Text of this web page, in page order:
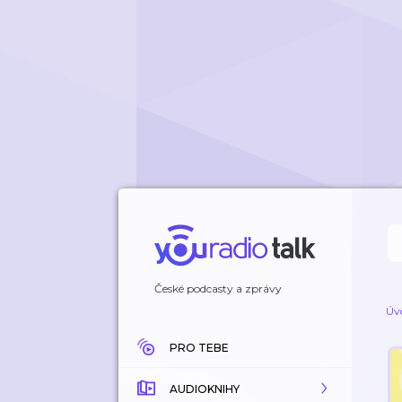
České podcasty a zprávy
PRO TEBE
AUDIOKNIHY